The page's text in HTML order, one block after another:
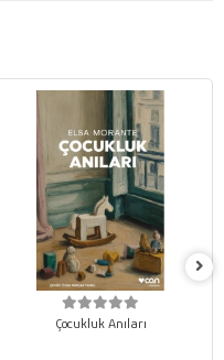
Çocukluk Anıları